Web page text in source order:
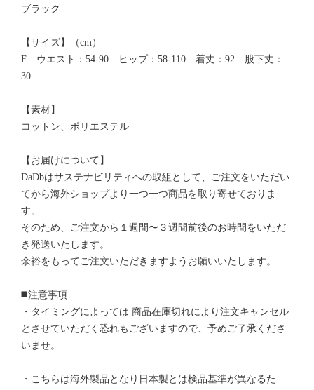
ブラック
【サイズ】（cm）
F ウエスト：54-90 ヒップ：58-110 着丈：92 股下丈：
30
【素材】
コットン、ポリエステル
【お届けについて】
DaDbはサステナビリティへの取組として、ご注文をいただい
てから海外ショップより一つ一つ商品を取り寄せておりま
す。
そのため、ご注文から１週間〜３週間前後のお時間をいただ
き発送いたします。
余裕をもってご注文いただきますようお願いいたします。
◼️注意事項
・タイミングによっては 商品在庫切れにより注文キャンセル
とさせていただく恐れもございますので、予めご了承くださ
いませ。
・こちらは海外製品となり日本製とは検品基準が異なるた